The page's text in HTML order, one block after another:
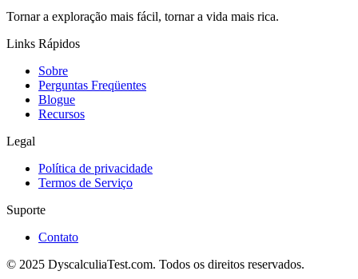
Tornar a exploração mais fácil, tornar a vida mais rica.
Links Rápidos
Sobre
Perguntas Freqüentes
Blogue
Recursos
Legal
Política de privacidade
Termos de Serviço
Suporte
Contato
© 2025 DyscalculiaTest.com. Todos os direitos reservados.